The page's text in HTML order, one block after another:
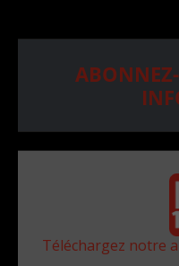
Téléchargez notre